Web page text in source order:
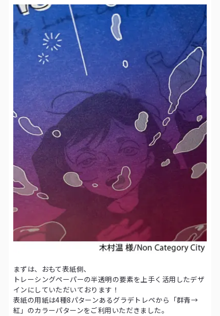
まずは、おもて表紙側、
トレーシングペーパーの半透明の要素を上手く活用したデザ
インにしていただいております！
表紙の用紙は4種8パターンあるグラデトレペから「群青→
紅」のカラーパターンをご利用いただきました。